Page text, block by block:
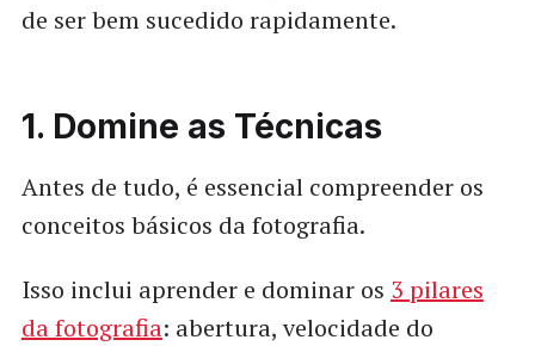
de ser bem sucedido rapidamente.
1. Domine as Técnicas
Antes de tudo, é essencial compreender os
conceitos básicos da fotografia.
Isso inclui aprender e dominar os 3 pilares
da fotografia: abertura, velocidade do